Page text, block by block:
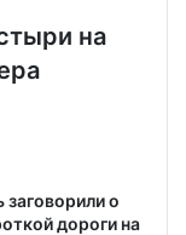
на
заговорили о
дороги на